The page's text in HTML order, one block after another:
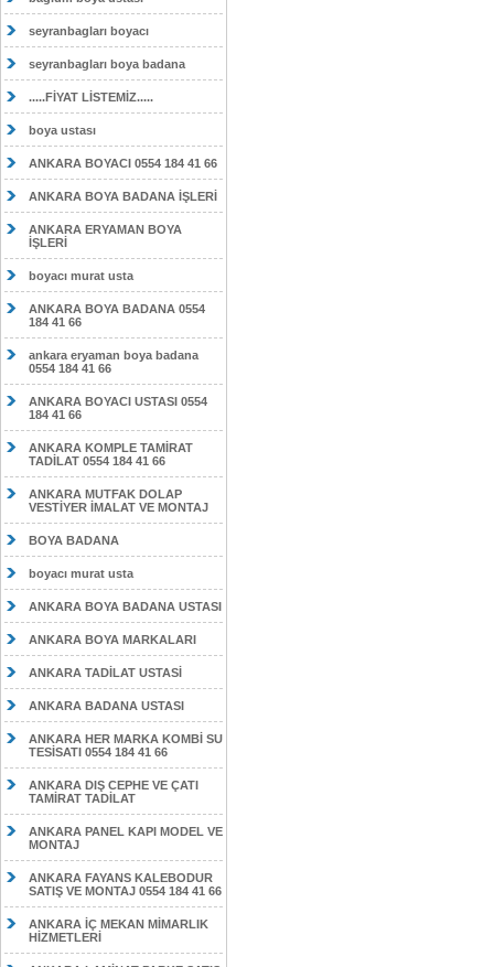
seyranbagları boyacı
seyranbagları boya badana
.....FİYAT LİSTEMİZ.....
boya ustası
ANKARA BOYACI 0554 184 41 66
ANKARA BOYA BADANA İŞLERİ
ANKARA ERYAMAN BOYA
İŞLERİ
boyacı murat usta
ANKARA BOYA BADANA 0554
184 41 66
ankara eryaman boya badana
0554 184 41 66
ANKARA BOYACI USTASI 0554
184 41 66
ANKARA KOMPLE TAMİRAT
TADİLAT 0554 184 41 66
ANKARA MUTFAK DOLAP
VESTİYER İMALAT VE MONTAJ
BOYA BADANA
boyacı murat usta
ANKARA BOYA BADANA USTASI
ANKARA BOYA MARKALARI
ANKARA TADİLAT USTASİ
ANKARA BADANA USTASI
ANKARA HER MARKA KOMBİ SU
TESİSATI 0554 184 41 66
ANKARA DIŞ CEPHE VE ÇATI
TAMİRAT TADİLAT
ANKARA PANEL KAPI MODEL VE
MONTAJ
ANKARA FAYANS KALEBODUR
SATIŞ VE MONTAJ 0554 184 41 66
ANKARA İÇ MEKAN MİMARLIK
HİZMETLERİ